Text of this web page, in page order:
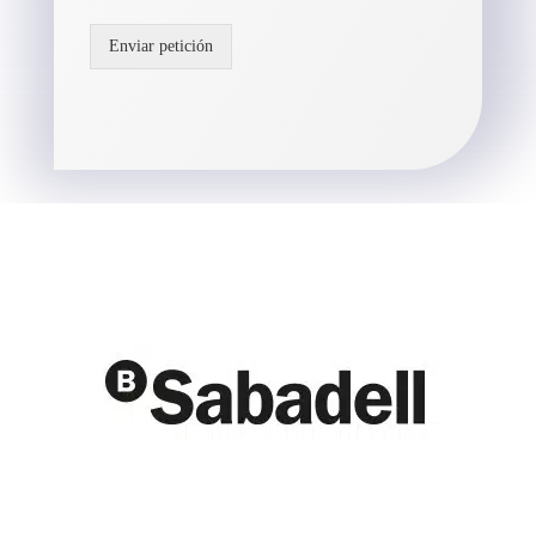
Enviar petición